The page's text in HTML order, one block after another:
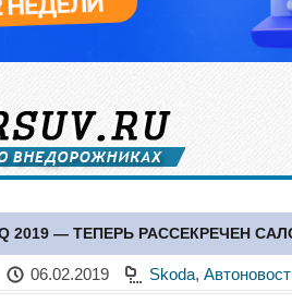
2019 — ТЕПЕРЬ РАССЕКРЕЧЕН
06.02.2019 Skoda,